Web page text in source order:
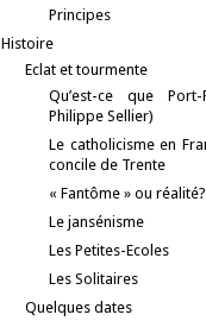
Principes
Histoire
Eclat et tourmente
Qu’est-ce que
Philippe Sellier)
Le catholicisme en
concile de Trente
« Fantôme » ou réalité?
Le jansénisme
Les Petites-Ecoles
Les Solitaires
Quelques dates